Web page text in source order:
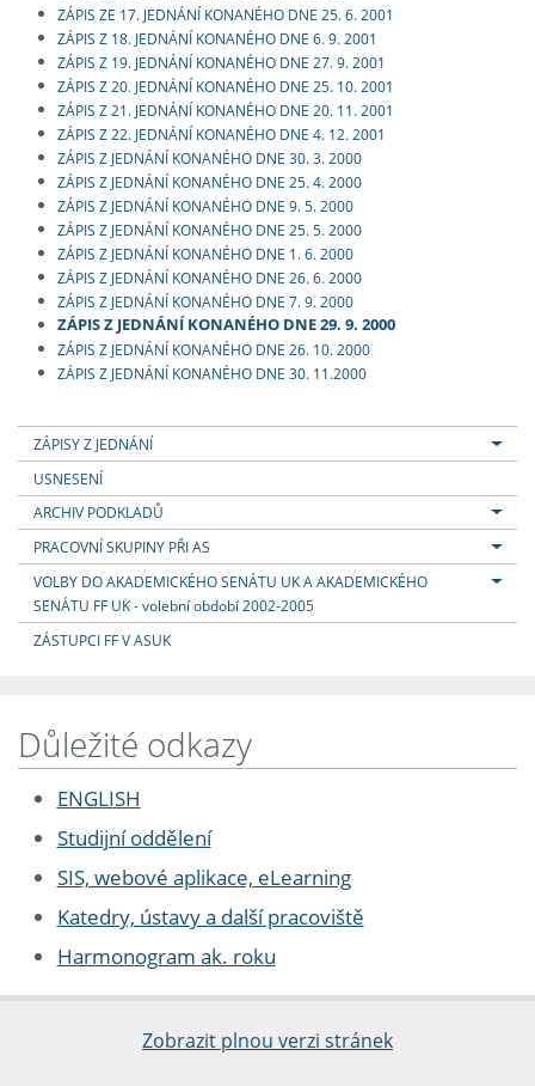
ZÁPIS ZE 17. JEDNÁNÍ KONANÉHO DNE 25. 6. 2001
ZÁPIS Z 18. JEDNÁNÍ KONANÉHO DNE 6. 9. 2001
ZÁPIS Z 19. JEDNÁNÍ KONANÉHO DNE 27. 9. 2001
ZÁPIS Z 20. JEDNÁNÍ KONANÉHO DNE 25. 10. 2001
ZÁPIS Z 21. JEDNÁNÍ KONANÉHO DNE 20. 11. 2001
ZÁPIS Z 22. JEDNÁNÍ KONANÉHO DNE 4. 12. 2001
ZÁPIS Z JEDNÁNÍ KONANÉHO DNE 30. 3. 2000
ZÁPIS Z JEDNÁNÍ KONANÉHO DNE 25. 4. 2000
ZÁPIS Z JEDNÁNÍ KONANÉHO DNE 9. 5. 2000
ZÁPIS Z JEDNÁNÍ KONANÉHO DNE 25. 5. 2000
ZÁPIS Z JEDNÁNÍ KONANÉHO DNE 1. 6. 2000
ZÁPIS Z JEDNÁNÍ KONANÉHO DNE 26. 6. 2000
ZÁPIS Z JEDNÁNÍ KONANÉHO DNE 7. 9. 2000
ZÁPIS Z JEDNÁNÍ KONANÉHO DNE 29. 9. 2000
ZÁPIS Z JEDNÁNÍ KONANÉHO DNE 26. 10. 2000
ZÁPIS Z JEDNÁNÍ KONANÉHO DNE 30. 11.2000
ZÁPISY Z JEDNÁNÍ
USNESENÍ
ARCHIV PODKLADŮ
PRACOVNÍ SKUPINY PŘI AS
VOLBY DO AKADEMICKÉHO SENÁTU UK A AKADEMICKÉHO
SENÁTU FF UK - volební období 2002-2005
ZÁSTUPCI FF V ASUK
Důležité odkazy
ENGLISH
Studijní oddělení
SIS, webové aplikace, eLearning
Katedry, ústavy a další pracoviště
Harmonogram ak. roku
Zobrazit plnou verzi stránek